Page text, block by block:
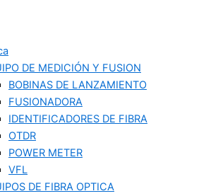
DE MEDICIÓN Y FUSION
BOBINAS DE LANZAMIENTO
FUSIONADORA
IDENTIFICADORES DE FIBRA
OTDR
POWER METER
VFL
DE FIBRA OPTICA